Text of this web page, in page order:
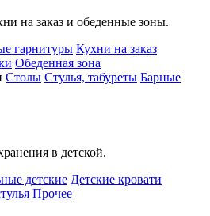
на заказ и обеденные зоны.
гарнитуры Кухни на заказ
Обеденная зона
Столы Стулья, табуреты Барные
в детской.
детские Детские кровати
Прочее